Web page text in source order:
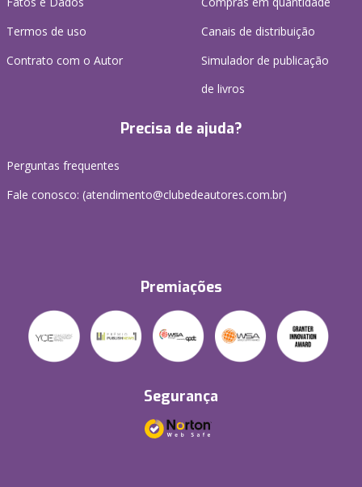
Termos de uso
Contrato com o Autor
Canais de distribuição
Simulador de publicação
de livros
Precisa de ajuda?
Perguntas frequentes
Fale conosco: (atendimento@clubedeautores.com.br)
Premiações
Segurança